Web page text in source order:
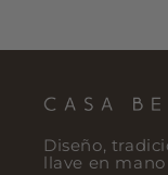
Diseño,
llave en